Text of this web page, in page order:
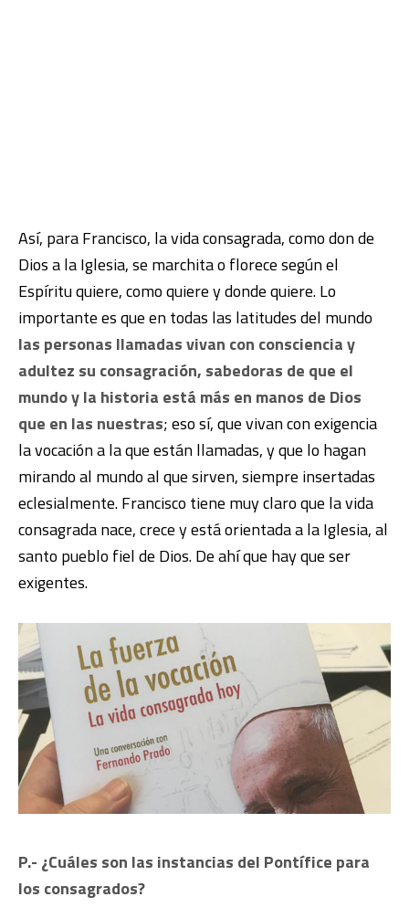
Así, para Francisco, la vida consagrada, como don de
Dios a la Iglesia, se marchita o florece según el
Espíritu quiere, como quiere y donde quiere. Lo
importante es que en todas las latitudes del mundo
las personas llamadas vivan con consciencia y
adultez su consagración, sabedoras de que el
mundo y la historia está más en manos de Dios
que en las nuestras; eso sí, que vivan con exigencia
la vocación a la que están llamadas, y que lo hagan
mirando al mundo al que sirven, siempre insertadas
eclesialmente. Francisco tiene muy claro que la vida
consagrada nace, crece y está orientada a la Iglesia, al
santo pueblo fiel de Dios. De ahí que hay que ser
exigentes.
P.- ¿Cuáles son las instancias del Pontífice para
los consagrados?